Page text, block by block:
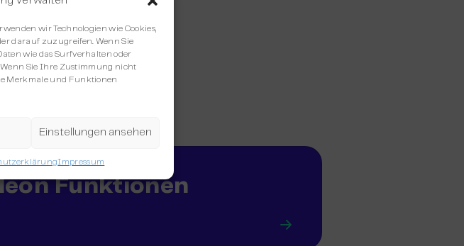
wir Technologien wie Cookies,
darauf zuzugreifen. Wenn Sie
wie das Surfverhalten oder
Sie Ihre Zustimmung nicht
Merkmale und Funktionen
Einstellungen ansehen
Impressum
Funktionen